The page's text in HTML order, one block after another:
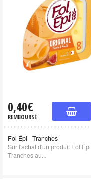
0,40€
REMBOURSÉ
Fol Épi - Tranches
Sur l'achat d'un produit Fol Épi
Tranches au...